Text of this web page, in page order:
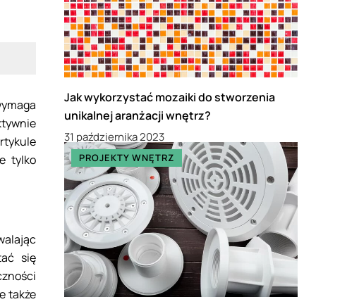
tylko
się
także
Jak wykorzystać mozaiki do stworzenia
unikalnej aranżacji wnętrz?
31 października 2023
PROJEKTY WNĘTRZ